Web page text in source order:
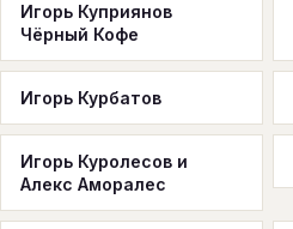
Игорь Куприянов
Чёрный Кофе
Игорь Курбатов
Игорь Куролесов и
Алекс Аморалес